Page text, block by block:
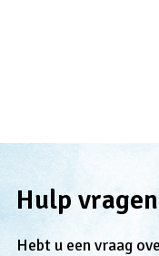
Hulp vragen
Hebt u een vraag